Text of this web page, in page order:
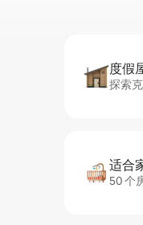
度假
探索
适合
50 个